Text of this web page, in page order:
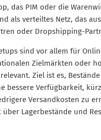
das PIM oder die
als verteiltes Netz, das
oder Dropshipping-
sind vor allem für
Zielmärkten oder
Ziel ist es,
bessere Verfügbarkeit,
Versandkosten zu
Lagerbestände und